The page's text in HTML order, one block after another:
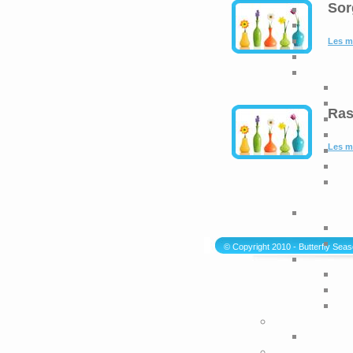
Les
Les
© Copyright 2010 - Butterfly